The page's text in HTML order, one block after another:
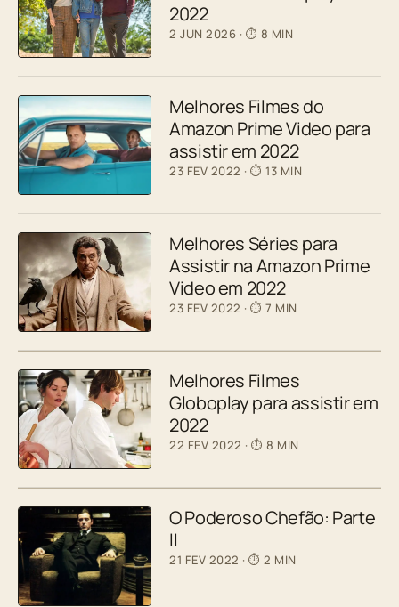
2022
2 JUN 2026 · ⏱ 8 MIN
Melhores Filmes do
Amazon Prime Video para
assistir em 2022
23 FEV 2022 · ⏱ 13 MIN
Melhores Séries para
Assistir na Amazon Prime
Video em 2022
23 FEV 2022 · ⏱ 7 MIN
Melhores Filmes
Globoplay para assistir em
2022
22 FEV 2022 · ⏱ 8 MIN
O Poderoso Chefão: Parte
II
21 FEV 2022 · ⏱ 2 MIN